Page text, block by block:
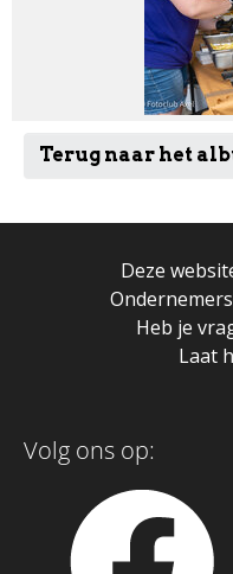
Terug naar het
Deze
Heb je
Laat
Volg ons op: